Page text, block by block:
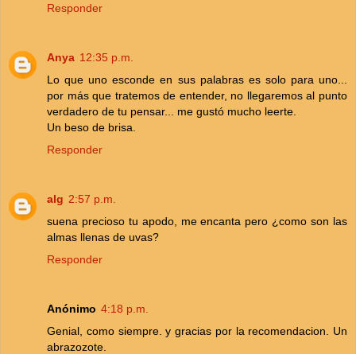
Responder
Anya 12:35 p.m.
Lo que uno esconde en sus palabras es solo para uno...
por más que tratemos de entender, no llegaremos al punto
verdadero de tu pensar... me gustó mucho leerte.
Un beso de brisa.
Responder
alg 2:57 p.m.
suena precioso tu apodo, me encanta pero ¿como son las
almas llenas de uvas?
Responder
Anónimo 4:18 p.m.
Genial, como siempre. y gracias por la recomendacion. Un
abrazozote.